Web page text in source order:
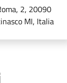
2, 20090
MI, Italia